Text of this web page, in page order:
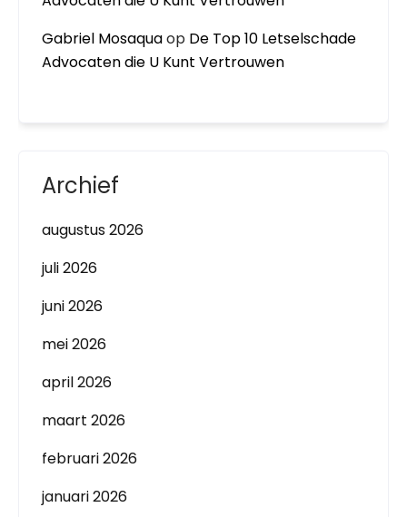
Gabriel Mosaquaop De Top 10 Letselschade
Advocaten die U Kunt Vertrouwen
Archief
augustus 2026
juli 2026
juni 2026
mei 2026
april 2026
maart 2026
februari 2026
januari 2026